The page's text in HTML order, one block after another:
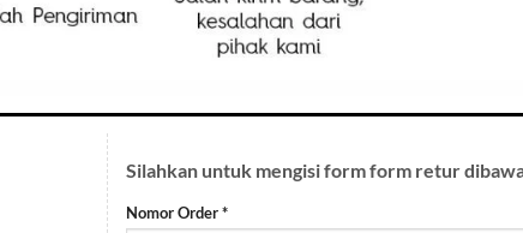
Silahkan untuk mengisi form form retur
Nomor Order *